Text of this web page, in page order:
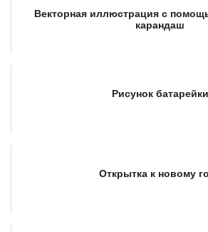
Векторная иллюстрация с
карандаш
Рисунок батарейки
Открытка к новому